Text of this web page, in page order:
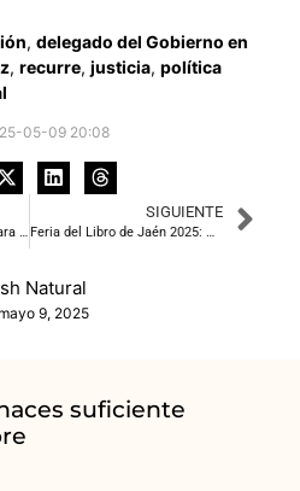
, delegado del Gobierno en
, recurre, justicia, política
05-09 20:08
Fiscalía propone rescate para el delegado del Gobierno imputado
SIGUIENTE
Feria del Libro de Jaén 2025: Una exhibición literaria y cultural en la UJA
Natural
mayo 9, 2025
suficiente